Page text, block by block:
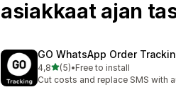
asiakkaat ajan
GO WhatsApp Order
4,8/ 5 tähteä
(5)
5 arvostelua yhteensä
•Free to install
Cut costs and replace SMS with